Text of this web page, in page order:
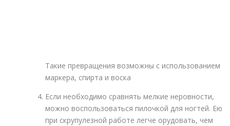
Такие превращения возможны с использованием
маркера, спирта и воска
Если необходимо сравнять мелкие неровности,
можно воспользоваться пилочкой для ногтей. Ею
при скрупулезной работе легче орудовать, чем